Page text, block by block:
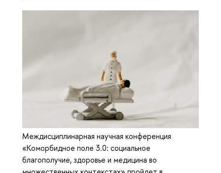
Междисциплинарная научная конференция
«Коморбидное поле 3.0: социальное
благополучие, здоровье и медицина во